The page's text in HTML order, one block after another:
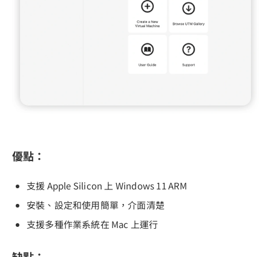
優點：
支援 Apple Silicon 上 Windows 11 ARM
安裝、設定和使用簡單，介面清楚
支援多種作業系統在 Mac 上運行